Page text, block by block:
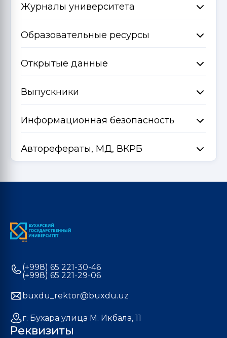
Журналы университета
Образовательные ресурсы
Открытые данные
Выпускники
Информационная безопасность
Авторефераты, МД, ВКРБ
(+998) 65 221-30-46
(+998) 65 221-29-06
buxdu_rektor@buxdu.uz
г. Бухара улица М. Икбала, 11
Реквизиты